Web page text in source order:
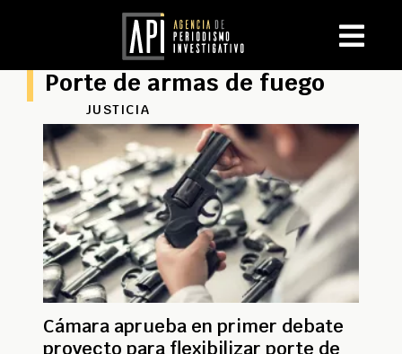
Porte de armas de fuego
JUSTICIA
Cámara aprueba en primer debate
proyecto para flexibilizar porte de